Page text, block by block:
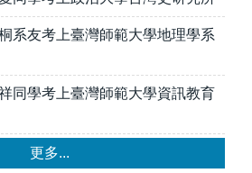
系友考上臺灣師範大學地理學系
同學考上臺灣師範大學資訊教育
更多...